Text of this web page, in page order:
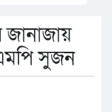
জানাজায়
সুজন